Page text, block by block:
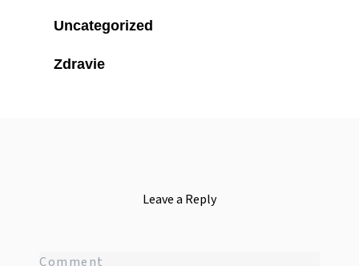
Uncategorized
Zdravie
Leave a Reply